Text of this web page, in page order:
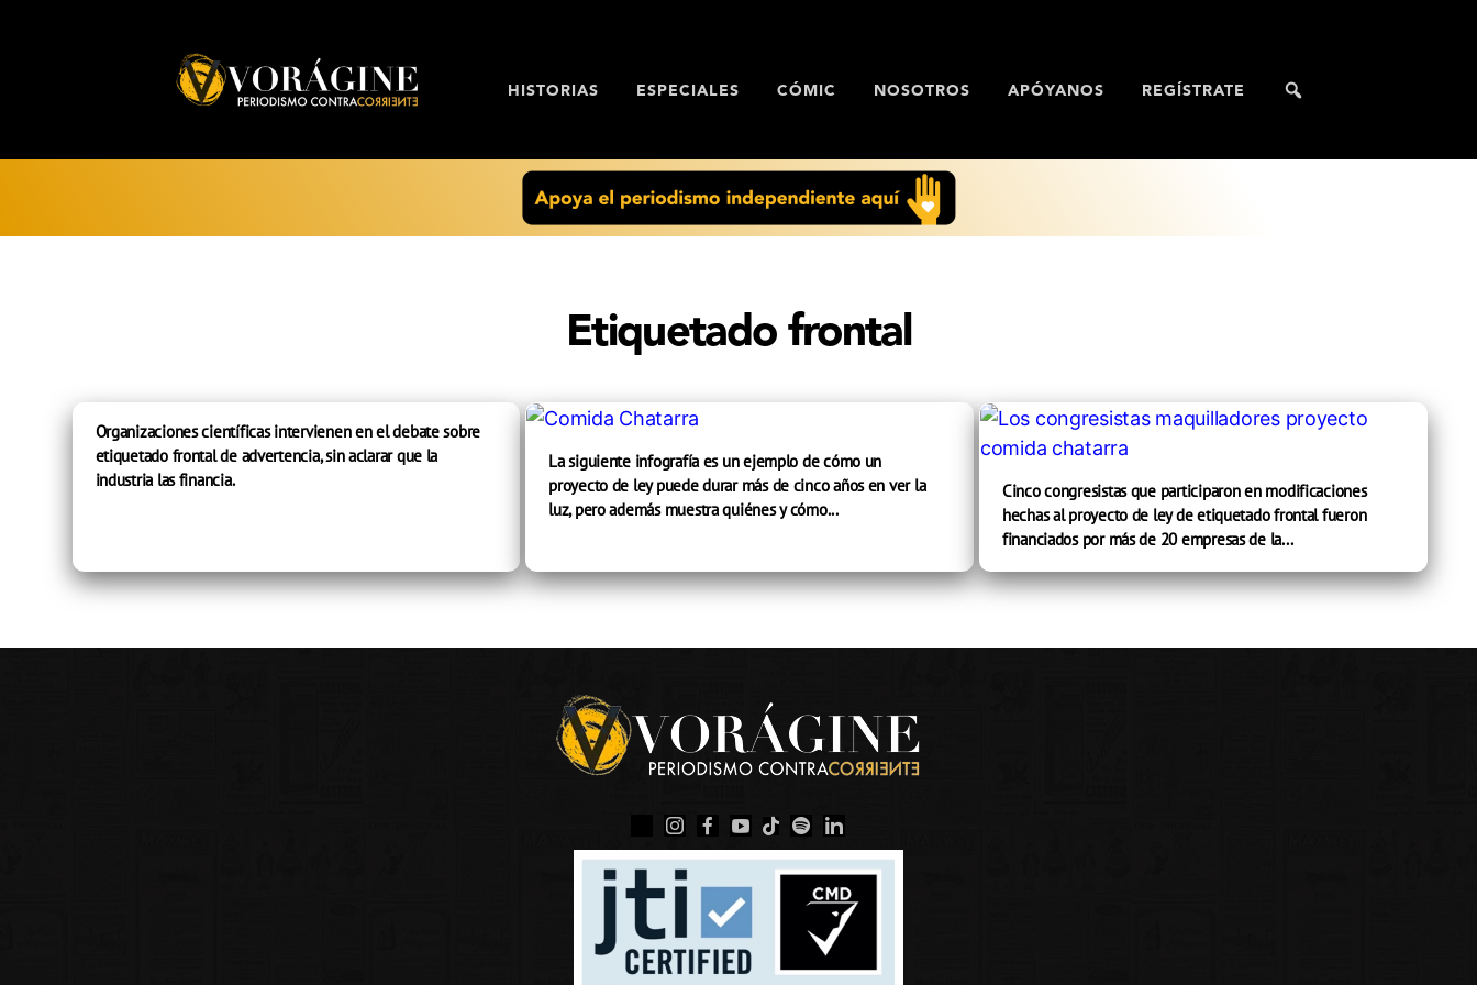
HISTORIAS ESPECIALES CÓMIC NOSOTROS APÓYANOS REGÍSTRATE
Etiquetado frontal
Organizaciones científicas intervienen en el debate sobre
etiquetado frontal de advertencia, sin aclarar que la
industria las financia.
La siguiente infografía es un ejemplo de cómo un
proyecto de ley puede durar más de cinco años en ver la
luz, pero además muestra quiénes y cómo...
Cinco congresistas que participaron en modificaciones
hechas al proyecto de ley de etiquetado frontal fueron
financiados por más de 20 empresas de la...